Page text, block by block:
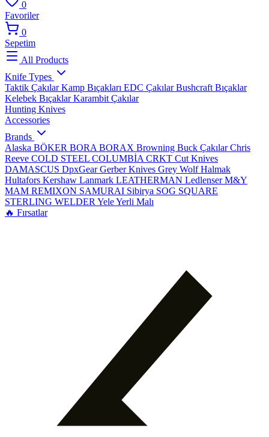
0
Favoriler
0
Sepetim
All Products
Knife Types
Taktik ÇakılarKamp Bıçakları EDC ÇakılarBushcraft Bıçaklar
Kelebek BıçaklarKarambit Çakılar
Hunting Knives
Accessories
Brands
Alaska BÖKER BORA BORAX Browning Buck ÇakılarChris
Reeve COLD STEEL COLUMBİA CRKT Cut Knives
DAMASCUS DpxGearGerber Knives Grey WolfHalmak
Hultafors Kershaw Lanmark LEATHERMAN LedlenserM&Y
MAM REMIXON SAMURAI Sibirya SOG SQUARE
STERLING WELDER YeleYerli Malı
🔥 Fırsatlar